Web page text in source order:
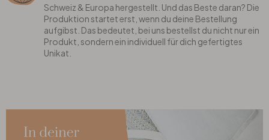
Schweiz & Europa hergestellt. Und das Beste daran? Die
Produktion startet erst, wenn du deine Bestellung
aufgibst. Das bedeutet, bei uns bestellst du nicht nur ein
Produkt, sondern ein individuell für dich gefertigtes
Unikat.